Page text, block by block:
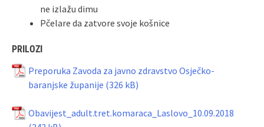
ne izlažu dimu
Pčelare da zatvore svoje košnice
PRILOZI
Preporuka Zavoda za javno zdravstvo Osječko-
baranjske županije
Obavijest_adult.tret.komaraca_Laslovo_10.09.2018